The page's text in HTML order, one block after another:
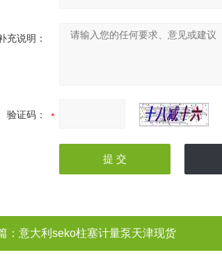
充说明：
验证码：
： 意大利seko柱塞计量泵天津现货